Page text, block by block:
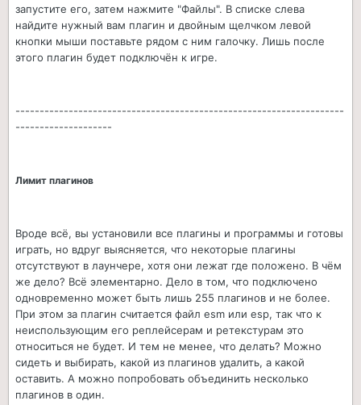
запустите его, затем нажмите "Файлы". В списке слева
найдите нужный вам плагин и двойным щелчком левой
кнопки мыши поставьте рядом с ним галочку. Лишь после
этого плагин будет подключён к игре.
--------------------------------------------------------------------
--------------------
Лимит плагинов
Вроде всё, вы установили все плагины и программы и готовы
играть, но вдруг выясняется, что некоторые плагины
отсутствуют в лаунчере, хотя они лежат где положено. В чём
же дело? Всё элементарно. Дело в том, что подключено
одновременно может быть лишь 255 плагинов и не более.
При этом за плагин считается файл esm или esp, так что к
неиспользующим его реплейсерам и ретекстурам это
относиться не будет. И тем не менее, что делать? Можно
сидеть и выбирать, какой из плагинов удалить, а какой
оставить. А можно попробовать объединить несколько
плагинов в один.